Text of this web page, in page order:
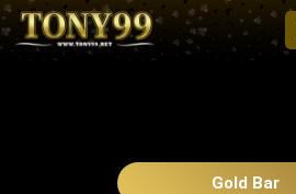
Gold Bar